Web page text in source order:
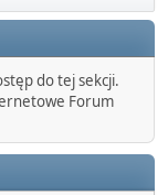
do tej sekcji.
Forum